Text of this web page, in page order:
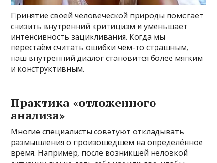
Принятие своей человеческой природы помогает
снизить внутренний критицизм и уменьшает
интенсивность зацикливания. Когда мы
перестаём считать ошибки чем-то страшным,
наш внутренний диалог становится более мягким
и конструктивным.
Практика «отложенного
анализа»
Многие специалисты советуют откладывать
размышления о произошедшем на определённое
время. Например, после возникшей неловкой